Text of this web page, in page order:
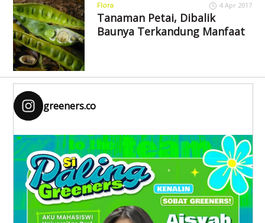
Flora 4 Apr 2017
Tanaman Petai, Dibalik
Baunya Terkandung Manfaat
greeners.co